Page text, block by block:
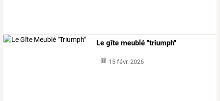
Le gîte meublé "triumph"
15 févr. 2026